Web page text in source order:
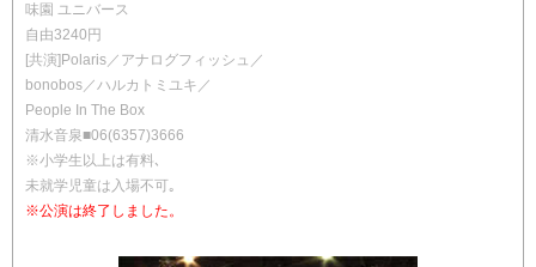
味園 ユニバース
自由3240円
[共演]Polaris／アナログフィッシュ／
bonobos／ハルカトミユキ／
People In The Box
清水音泉■06(6357)3666
※小学生以上は有料､
未就学児童は入場不可｡
※公演は終了しました。